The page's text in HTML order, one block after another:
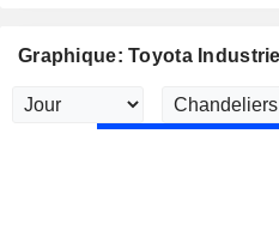
Graphique: Toyota